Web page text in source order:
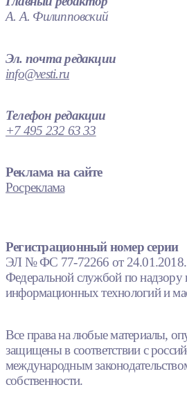
А. А. Филипповский
Эл. почта редакции
info@vesti.ru
Телефон редакции
+7 495 232 63 33
Реклама на сайте
Росреклама
Регистрационный номер серии
ЭЛ № ФС 77-72266 от 24.01.2018.
Федеральной службой по надзору
информационных технологий и
Все права на любые материалы,
защищены в соответствии с
международным
собственности.